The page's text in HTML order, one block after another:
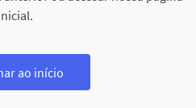
ao início